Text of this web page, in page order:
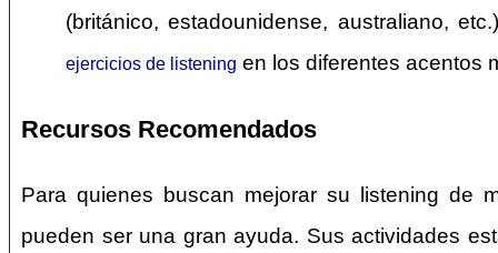
(británico, estadounidense, australiano,
ejercicios de listening en los diferentes acentos
Recursos Recomendados
Para quienes buscan mejorar su listening de
pueden ser una gran ayuda. Sus actividades